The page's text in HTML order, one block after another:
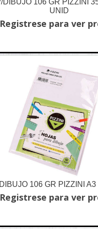
DIBUJO 106 GR PIZZINI
UNID
Registrese para ver
106 GR PIZZINI
Registrese para ver